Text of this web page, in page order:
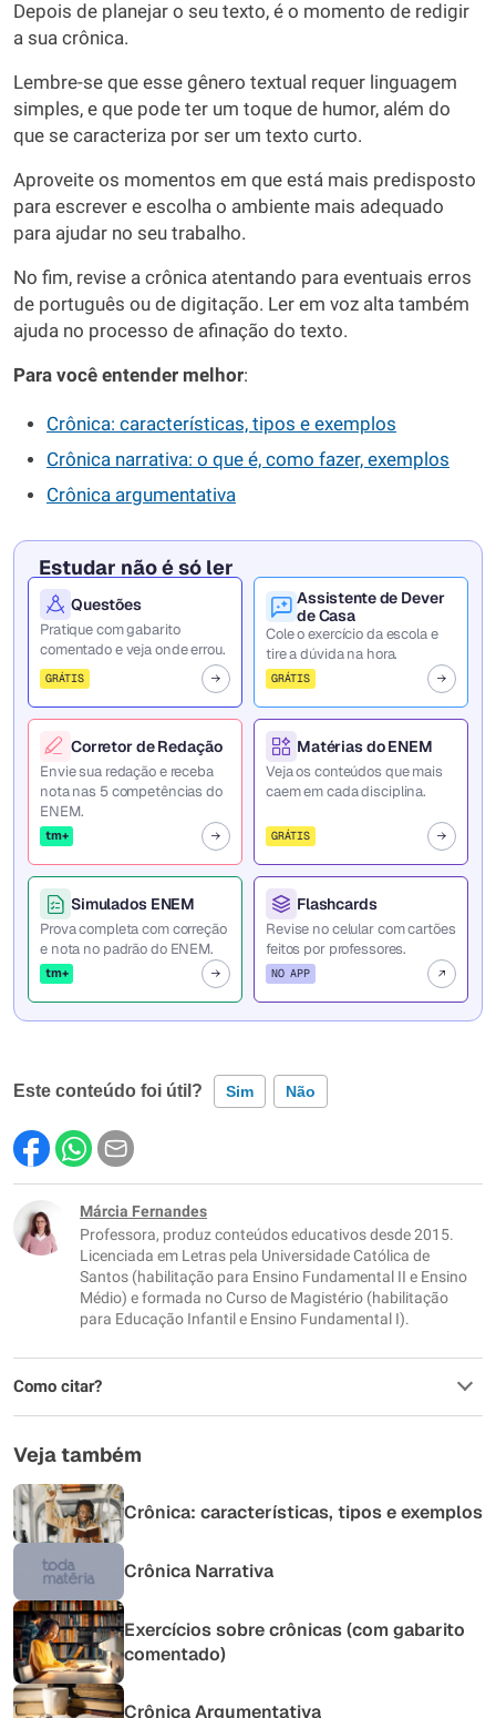
Depois de planejar o seu texto, é o momento de redigir
a sua crônica.
Lembre-se que esse gênero textual requer linguagem
simples, e que pode ter um toque de humor, além do
que se caracteriza por ser um texto curto.
Aproveite os momentos em que está mais predisposto
para escrever e escolha o ambiente mais adequado
para ajudar no seu trabalho.
No fim, revise a crônica atentando para eventuais erros
de português ou de digitação. Ler em voz alta também
ajuda no processo de afinação do texto.
Para você entender melhor:
Crônica: características, tipos e exemplos
Crônica narrativa: o que é, como fazer, exemplos
Crônica argumentativa
Estudar não é só ler
Questões
Pratique com gabarito
comentado e veja onde errou.
GRÁTIS
Assistente de Dever
de Casa
Cole o exercício da escola e
tire a dúvida na hora.
GRÁTIS
Corretor de Redação
Envie sua redação e receba
nota nas 5 competências do
ENEM.
tm+
Matérias do ENEM
Veja os conteúdos que mais
caem em cada disciplina.
GRÁTIS
Simulados ENEM
Prova completa com correção
e nota no padrão do ENEM.
tm+
Flashcards
Revise no celular com cartões
feitos por professores.
NO APP
Este conteúdo foi útil? Sim Não
Este conteúdo contém informação incorreta
Este conteúdo não tem a informação que procuro
Outro
Márcia Fernandes
Professora, produz conteúdos educativos desde 2015.
Licenciada em Letras pela Universidade Católica de
Santos (habilitação para Ensino Fundamental II e Ensino
Médio) e formada no Curso de Magistério (habilitação
para Educação Infantil e Ensino Fundamental I).
Como citar?
Veja também
Crônica: características, tipos e exemplos
Crônica Narrativa
Exercícios sobre crônicas (com gabarito
comentado)
Crônica Argumentativa